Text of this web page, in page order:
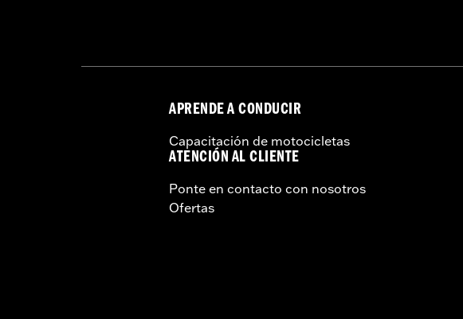
APRENDE A CONDUCIR
Capacitación de motocicletas
ATENCIÓN AL CLIENTE
Ponte en contacto con nosotros
Ofertas